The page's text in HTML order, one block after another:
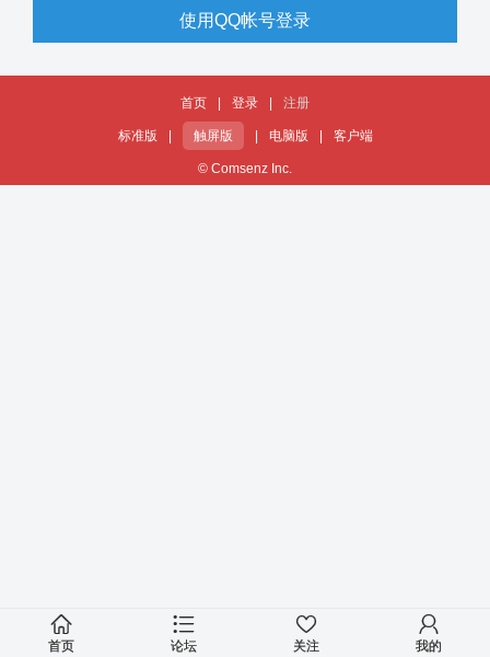
使用QQ帐号登录
首页 登录 注册
标准版 触屏版 电脑版 客户端
© Comsenz Inc.
首页 论坛 关注 我的